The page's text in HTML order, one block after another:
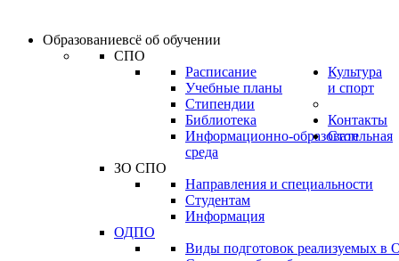
Образованиевсё об обучении
СПО
Расписание
Учебные планы
Стипендии
Библиотека
Информационно-образовательная
среда
ЗО СПО
Направления и специальности
Студентам
Информация
ОДПО
Виды подготовок реализуемых
Культура
и спорт
Контакты
Стоп